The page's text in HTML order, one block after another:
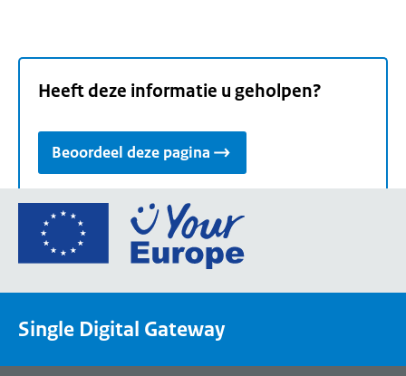
Heeft deze informatie u geholpen?
Beoordeel deze pagina
Ga
de
een
Single Digital Gateway